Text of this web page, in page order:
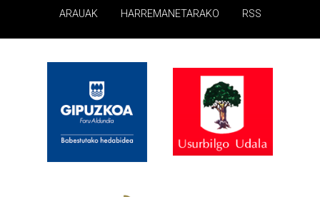
ARAUAK HARREMANETARAKO RSS